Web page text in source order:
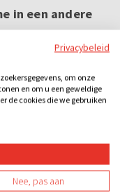
in een andere
in Den Boschen
Privacybeleid
om onze
en om u een geweldige
de cookies die we gebruiken
Nee, pas aan